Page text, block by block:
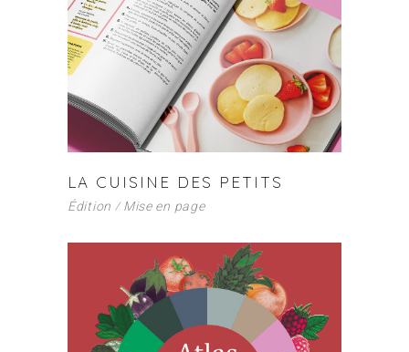
LA CUISINE DES PETITS
Édition Mise en page